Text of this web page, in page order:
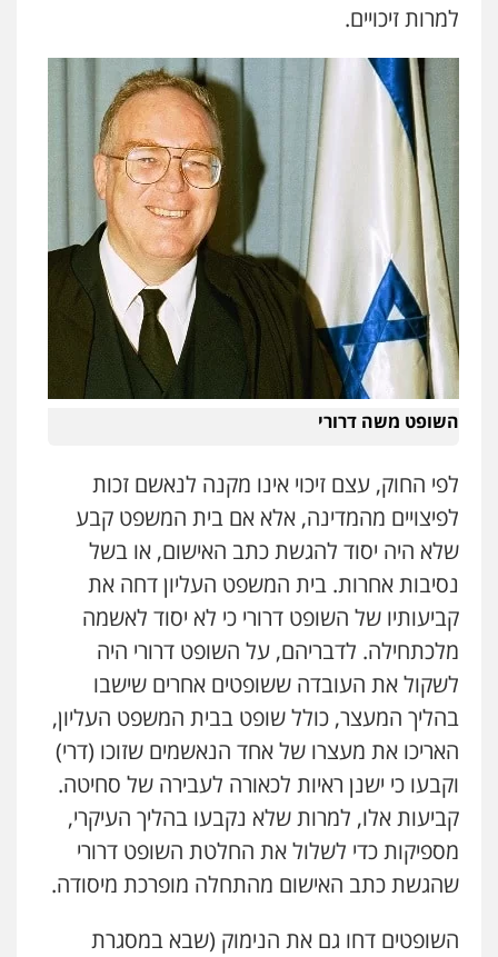
למרות זיכויים.
השופט משה דרורי
לפי החוק, עצם זיכוי אינו מקנה לנאשם זכות
לפיצויים מהמדינה, אלא אם בית המשפט קבע
שלא היה יסוד להגשת כתב האישום, או בשל
נסיבות אחרות. בית המשפט העליון דחה את
קביעותיו של השופט דרורי כי לא יסוד לאשמה
מלכתחילה. לדבריהם, על השופט דרורי היה
לשקול את העובדה ששופטים אחרים שישבו
בהליך המעצר, כולל שופט בבית המשפט העליון,
האריכו את מעצרו של אחד הנאשמים שזוכו (דרי)
וקבעו כי ישנן ראיות לכאורה לעבירה של סחיטה.
קביעות אלו, למרות שלא נקבעו בהליך העיקרי,
מספיקות כדי לשלול את החלטת השופט דרורי
שהגשת כתב האישום מהתחלה מופרכת מיסודה.
השופטים דחו גם את הנימוק (שבא במסגרת